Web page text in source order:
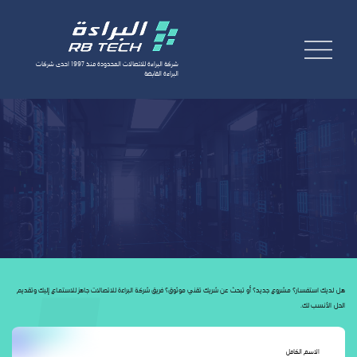
شركة البراءة للاتصالات المحدودة منذ 1997 احدى شركات
البراءة القابضة
طلب خدمة
هل لديك استفسار؟ مشروع جديد؟ أو تبحث عن شريك تقني موثوق؟ فريق شركة البراءة للاتصالات جاهز للاستماع إليك وتقديم
الحل الأنسب لك.
الاسم الكامل